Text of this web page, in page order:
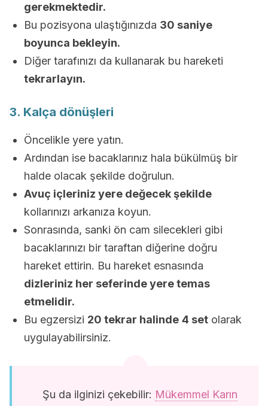
gerekmektedir.
Bu pozisyona ulaştığınızda 30 saniye
boyunca bekleyin.
Diğer tarafınızı da kullanarak bu hareketi
tekrarlayın.
3. Kalça dönüşleri
Öncelikle yere yatın.
Ardından ise bacaklarınız hala bükülmüş bir
halde olacak şekilde doğrulun.
Avuç içleriniz yere değecek şekilde
kollarınızı arkanıza koyun.
Sonrasında, sanki ön cam silecekleri gibi
bacaklarınızı bir taraftan diğerine doğru
hareket ettirin. Bu hareket esnasında
dizleriniz her seferinde yere temas
etmelidir.
Bu egzersizi 20 tekrar halinde 4 set olarak
uygulayabilirsiniz.
Şu da ilginizi çekebilir: Mükemmel Karın